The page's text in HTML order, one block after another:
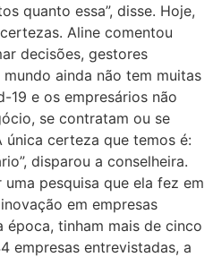
quanto essa”, disse. Hoje,
Aline comentou
decisões, gestores
ainda não tem muitas
19 e os empresários não
se contratam ou se
única certeza que temos é:
disparou a conselheira.
pesquisa que ela fez em
em empresas
época, tinham mais de cinco
empresas entrevistadas, a